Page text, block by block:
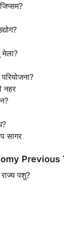
नहर
सागर
Previous
पशु?